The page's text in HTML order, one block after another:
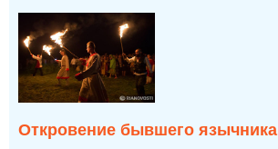
Откровение бывшего язычника